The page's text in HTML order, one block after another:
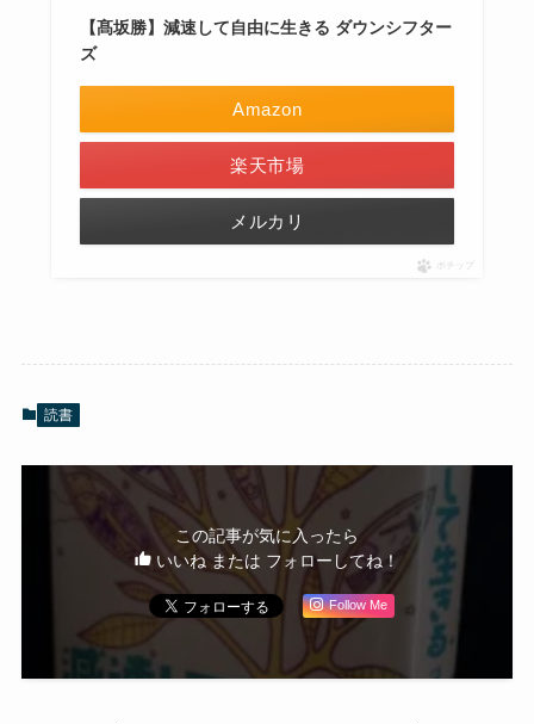
【髙坂勝】減速して自由に生きる ダウンシフター
ズ
Amazon
楽天市場
メルカリ
ポチップ
読書
この記事が気に入ったら
いいね または フォローしてね！
Follow Me